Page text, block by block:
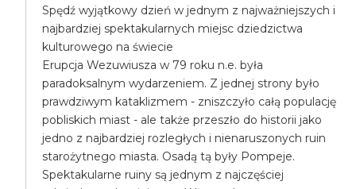
Spędź wyjątkowy dzień w jednym z najważniejszych i
najbardziej spektakularnych miejsc dziedzictwa
kulturowego na świecie
Erupcja Wezuwiusza w 79 roku n.e. była
paradoksalnym wydarzeniem. Z jednej strony było
prawdziwym kataklizmem - zniszczyło całą populację
pobliskich miast - ale także przeszło do historii jako
jedno z najbardziej rozległych i nienaruszonych ruin
starożytnego miasta. Osadą tą były Pompeje.
Spektakularne ruiny są jednym z najczęściej